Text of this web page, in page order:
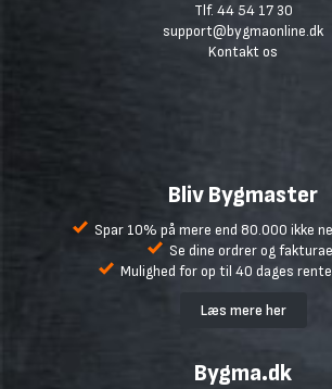
Tlf. 44 54 17 30
support@bygmaonline.dk
Kontakt os
Bliv Bygmaster
Spar 10% på mere end 80.000 ikke
Se dine ordrer og
Mulighed for op til 40 dages
Læs mere her
Bygma.dk